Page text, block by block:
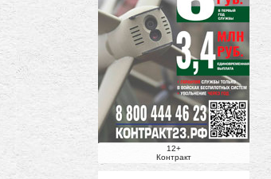
12+
Контракт